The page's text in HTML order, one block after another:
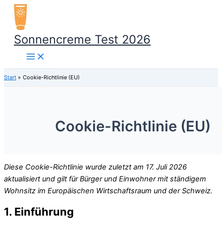
Zum
Inhalt
springen
Sonnencreme Test 2026
Start Cookie-Richtlinie (EU)
Cookie-Richtlinie (EU)
Diese Cookie-Richtlinie wurde zuletzt am 17. Juli 2026
aktualisiert und gilt für Bürger und Einwohner mit ständigem
Wohnsitz im Europäischen Wirtschaftsraum und der Schweiz.
1. Einführung